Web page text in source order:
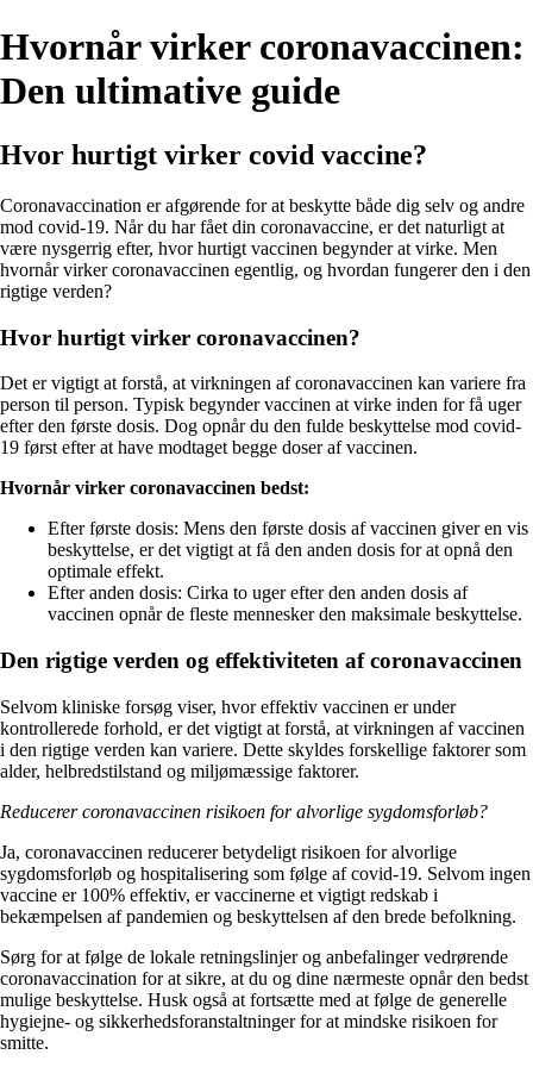
Hvornår virker coronavaccinen:
Den ultimative guide
Hvor hurtigt virker covid vaccine?
Coronavaccination er afgørende for at beskytte både dig selv og andre
mod covid-19. Når du har fået din coronavaccine, er det naturligt at
være nysgerrig efter, hvor hurtigt vaccinen begynder at virke. Men
hvornår virker coronavaccinen egentlig, og hvordan fungerer den i den
rigtige verden?
Hvor hurtigt virker coronavaccinen?
Det er vigtigt at forstå, at virkningen af coronavaccinen kan variere fra
person til person. Typisk begynder vaccinen at virke inden for få uger
efter den første dosis. Dog opnår du den fulde beskyttelse mod covid-
19 først efter at have modtaget begge doser af vaccinen.
Hvornår virker coronavaccinen bedst:
Efter første dosis: Mens den første dosis af vaccinen giver en vis
beskyttelse, er det vigtigt at få den anden dosis for at opnå den
optimale effekt.
Efter anden dosis: Cirka to uger efter den anden dosis af
vaccinen opnår de fleste mennesker den maksimale beskyttelse.
Den rigtige verden og effektiviteten af coronavaccinen
Selvom kliniske forsøg viser, hvor effektiv vaccinen er under
kontrollerede forhold, er det vigtigt at forstå, at virkningen af vaccinen
i den rigtige verden kan variere. Dette skyldes forskellige faktorer som
alder, helbredstilstand og miljømæssige faktorer.
Reducerer coronavaccinen risikoen for alvorlige sygdomsforløb?
Ja, coronavaccinen reducerer betydeligt risikoen for alvorlige
sygdomsforløb og hospitalisering som følge af covid-19. Selvom ingen
vaccine er 100% effektiv, er vaccinerne et vigtigt redskab i
bekæmpelsen af pandemien og beskyttelsen af den brede befolkning.
Sørg for at følge de lokale retningslinjer og anbefalinger vedrørende
coronavaccination for at sikre, at du og dine nærmeste opnår den bedst
mulige beskyttelse. Husk også at fortsætte med at følge de generelle
hygiejne- og sikkerhedsforanstaltninger for at mindske risikoen for
smitte.